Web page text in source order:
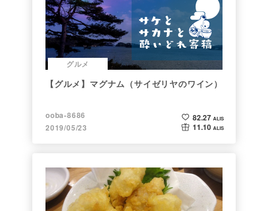
グルメ
【グルメ】マグナム（サイゼリヤのワイン）
ooba-8686
2019/05/23
82.27 ALIS
11.10 ALIS